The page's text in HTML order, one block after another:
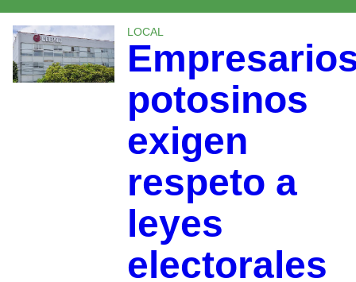
LOCAL
potosinos
exigen
respeto a
leyes
electorales